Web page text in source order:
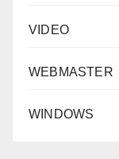
VIDEO
WEBMASTER
WINDOWS